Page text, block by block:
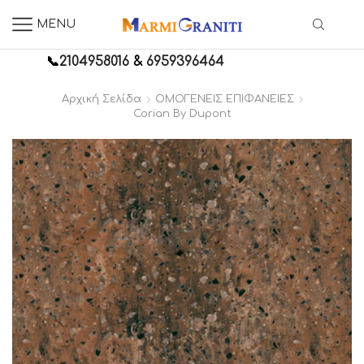
MENU
📞2104958016 &6959396464
Αρχική Σελίδα
ΟΜΟΓΕΝΕΙΣ ΕΠΙΦΑΝΕΙΕΣ
Corian By Dupont